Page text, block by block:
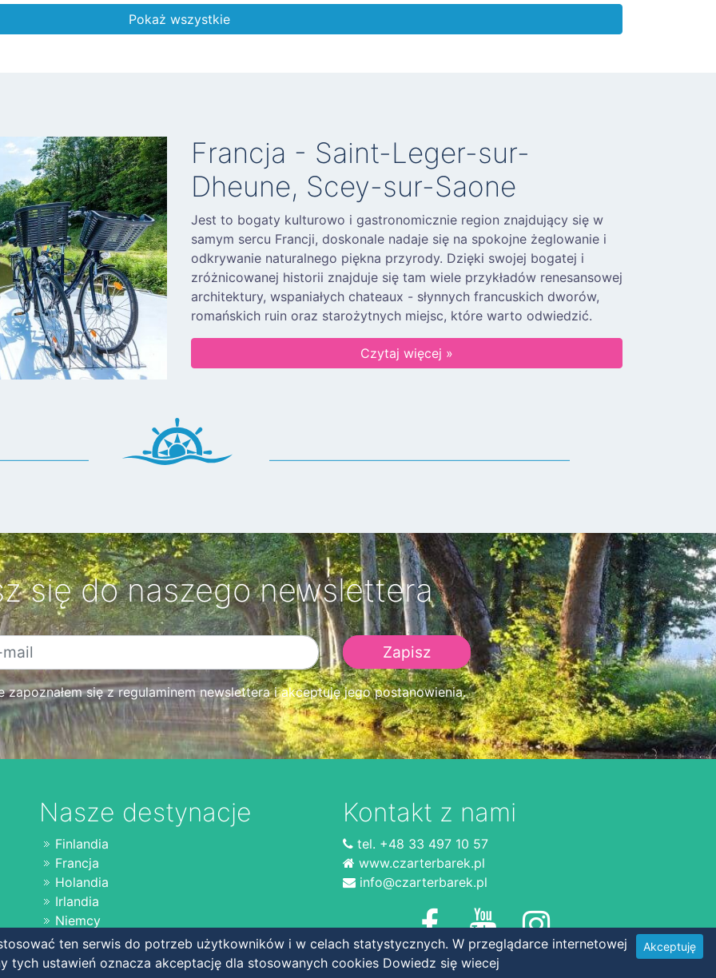
Pokaż wszystkie
Francja - Saint-Leger-sur-
Dheune, Scey-sur-Saone
Jest to bogaty kulturowo i gastronomicznie region znajdujący się w
samym sercu Francji, doskonale nadaje się na spokojne żeglowanie i
odkrywanie naturalnego piękna przyrody. Dzięki swojej bogatej i
zróżnicowanej historii znajduje się tam wiele przykładów renesansowej
architektury, wspaniałych chateaux - słynnych francuskich dworów,
romańskich ruin oraz starożytnych miejsc, które warto odwiedzić.
Czytaj więcej »
się do naszego newslettera
się z regulaminem newslettera i akceptuję jego postanowienia.
Nasze destynacje
Finlandia
Francja
Holandia
Irlandia
Niemcy
Kontakt z nami
tel. +48 33 497 10 57
www.czarterbarek.pl
info@czarterbarek.pl
Copyright © 2020 charter.pl
Akceptuję
ten serwis do potrzeb użytkowników i w celach statystycznych. W przeglądarce internetowej
tych ustawień oznacza akceptację dla stosowanych cookies Dowiedz się wiecej